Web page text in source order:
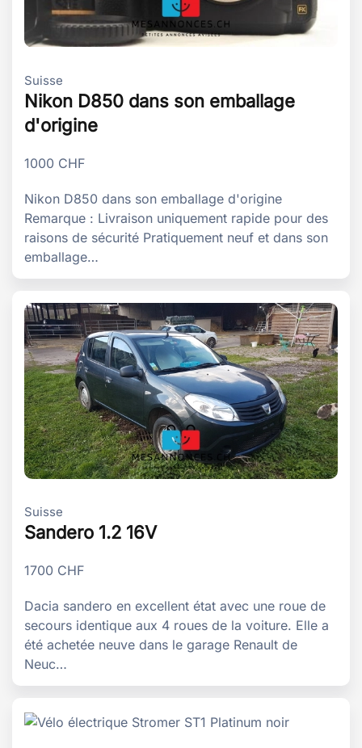
Suisse
Nikon D850 dans son emballage
d'origine
1000 CHF
Nikon D850 dans son emballage d'origine
Remarque : Livraison uniquement rapide pour des
raisons de sécurité Pratiquement neuf et dans son
emballage…
Suisse
Sandero 1.2 16V
1700 CHF
Dacia sandero en excellent état avec une roue de
secours identique aux 4 roues de la voiture. Elle a
été achetée neuve dans le garage Renault de
Neuc…